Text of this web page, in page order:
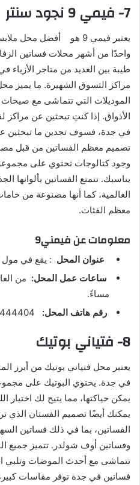
7- فيمي 9 نجود سنتر
يعتبر فيمي 9 هو أفضل
واحدًا من أشهر محلات فساتين
طيبة بين العديد من متاجر الأزياء
مراكز التسوق الشهيرة. ما يميز
الموديلات التي تتماشى مع
الأذواق. إذا كنتِ تبحثين عن مراكز
في جدة، فسوف تجدين ما تبحثين
تصميم معظم الفساتين من قبل
وجود كتالوجات تحتوي على مجموعة
يناسبك. تتمتع الفساتين بألوانها
العالمية، كما أنها مصنوعة من
معظم الفئات.
معلومات عن فيمني9
عنوان المحل : يقع في مول
ساعات عمل المحل: من
مساءً.
رقم هاتف المحل:
8- فتياني بوتيك
يعتبر محل فتياني بوتيك من أبرز
في جدة. يحتوي البوتيك على
يمكن حياكتها، مما يتيح لك اختيار
يمكنك أيضًا تصميم الفستان الذي
الفساتين، بما في ذلك فساتين
وفساتين أوف شولدر. تتميز جميع
تتماشى مع أحدث الموضات وتلبي
فساتين في جدة توفر مقاسات